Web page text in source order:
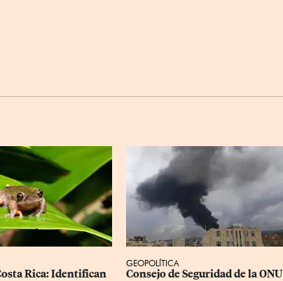
Rica: Identifican
GEOPOLÍTICA
Consejo de Seguridad de la ONU